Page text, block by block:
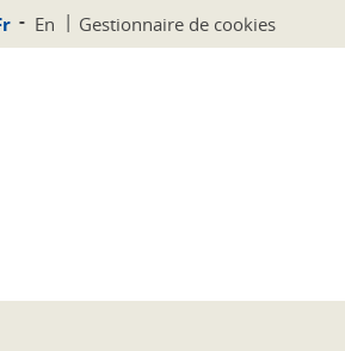
En Gestionnaire de cookies